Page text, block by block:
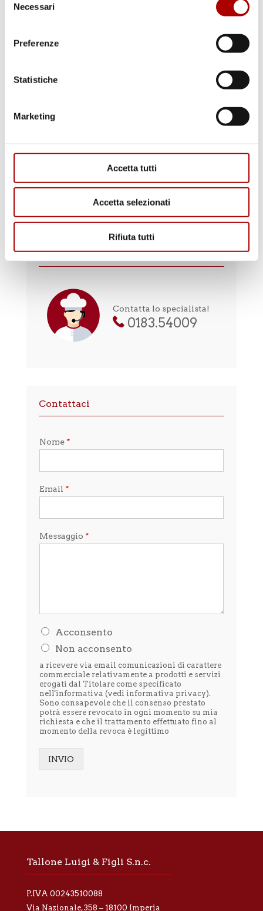
delNecessari
Preferenze
Statistiche
Marketing
Accetta tutti
Accetta selezionati
Rifiuta tutti
Scopri i punti vendita
Il macellaio risponde
Contatta lo specialista!
0183.54009
Contattaci
Nome *
Email *
Messaggio *
H
l
e
t
t
o
l
i
n
f
r
a
i
v
c
y
Acconsento
Non acconsento
a ricevere via email comunicazioni di carattere
commerciale relativamente a prodotti e servizi
erogati dal Titolare come specificato
nell'informativa (vedi informativa privacy).
Sono consapevole che il consenso prestato
potrà essere revocato in ogni momento su mia
richiesta e che il trattamento effettuato fino al
momento della revoca è legittimo
INVIO
Tallone Luigi & Figli S.n.c.
P.IVA 00243510088
Via Nazionale, 358 – 18100 Imperia